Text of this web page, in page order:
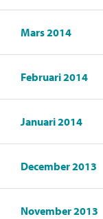
Mars 2014
Februari 2014
Januari 2014
December 2013
November 2013